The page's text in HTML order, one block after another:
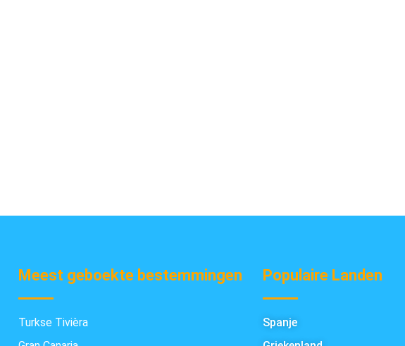
Meest geboekte bestemmingen
Turkse Tivièra
Populaire Landen
Spanje